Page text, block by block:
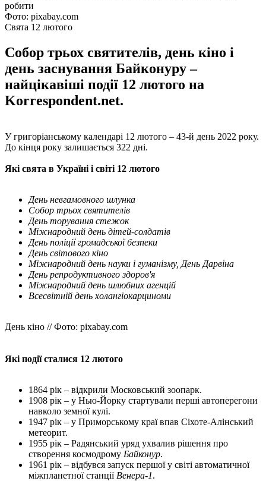
Фото: pixabay.com
Свята 12 лютого
Собор трьох святителів, день кіно і
день заснування Байконуру – ​​
найцікавіші події 12 лютого на
Korrespondent.net.
У григоріанському календарі 12 лютого – 43-й день 2022 року.
До кінця року залишається 322 дні.
Які свята в Україні і світі 12 лютого
День невгамовного шлунка
Собор трьох святителів
День торування стежок
Міжнародний день дітей-солдатів
День поліції громадської безпеки
День світового кіно
Міжнародний день науки і гуманізму, День Дарвіна
День репродуктивного здоров'я
Міжнародний день шлюбних агенцій
Всесвітній день холангіокарциноми
День кіно // Фото: pixabay.com
Які події сталися 12 лютого
1864 рік – відкрили Московський зоопарк.
1908 рік – у Нью-Йорку стартували перші автоперегони
навколо земної кулі.
1947 рік – у Приморському краї впав Сіхоте-Алінський
метеорит.
1955 рік – Радянський уряд ухвалив рішення про
створення космодрому Байконур.
1961 рік – відбувся запуск першої у світі автоматичної
міжпланетної станції Венера-1.